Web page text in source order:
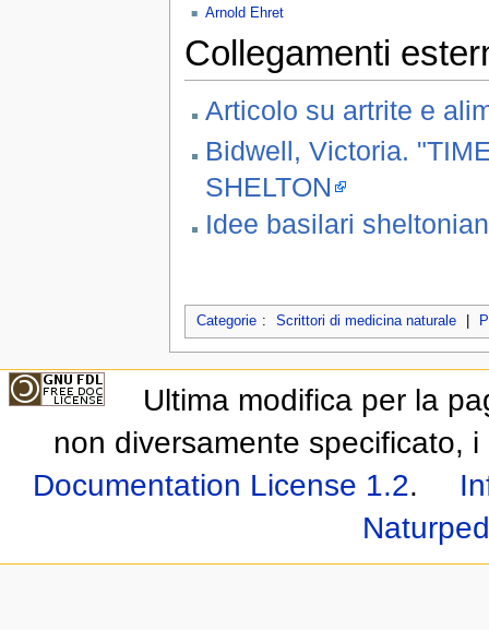
Arnold Ehret
Collegamenti
Articolo su artrite e
Bidwell, Victoria.
SHELTON
Idee basilari
Categorie : Scrittori di medicina naturale
Ultima modifica per la
non diversamente specificato,
Documentation License 1.2.